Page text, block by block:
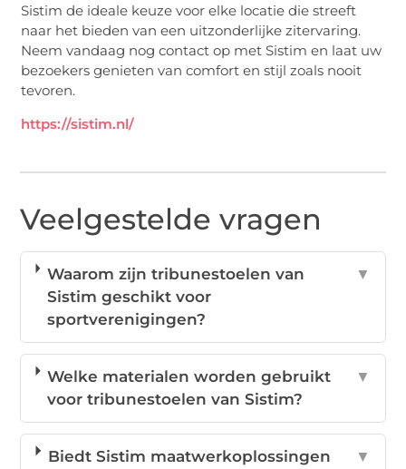
Sistim de ideale keuze voor elke locatie die streeft
naar het bieden van een uitzonderlijke zitervaring.
Neem vandaag nog contact op met Sistim en laat uw
bezoekers genieten van comfort en stijl zoals nooit
tevoren.
https://sistim.nl/
Veelgestelde vragen
Waarom zijn tribunestoelen van
Sistim geschikt voor
sportverenigingen?
▼
Welke materialen worden gebruikt
voor tribunestoelen van Sistim?
▼
Biedt Sistim maatwerkoplossingen
▼